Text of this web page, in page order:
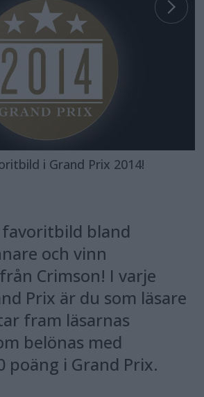
i Grand Prix 2014!
favoritbild bland
och vinn
Crimson! I varje
Prix är du som läsare
fram läsarnas
belönas med
poäng i Grand Prix.